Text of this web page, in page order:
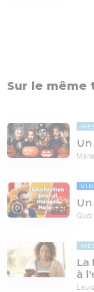
Sur le même
17:21
Quoi
La
à